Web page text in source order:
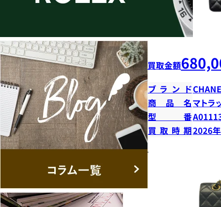
買取金額
ブランド
商品名マトラ
型番
買取時期2026